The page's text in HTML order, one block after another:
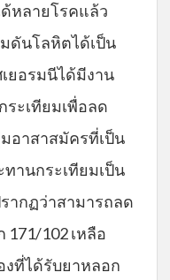
หลายโรคแล้ว
ดันโลหิตได้เป็น
ยอรมนีได้มีงาน
ระเทียมเพื่อลด
อาสาสมัครที่เป็น
านกระเทียมเป็น
ากฏว่าสามารถลด
102 เหลือ
งที่ได้รับยาหลอก